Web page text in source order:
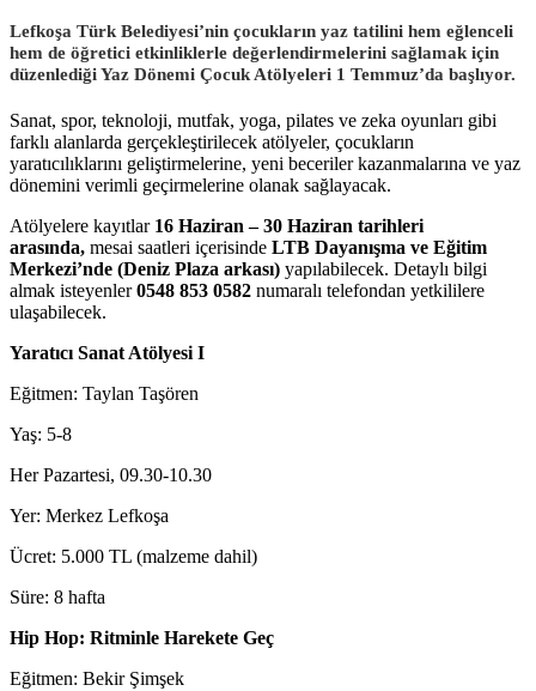
Lefkoşa Türk Belediyesi’nin çocukların yaz tatilini hem eğlenceli
hem de öğretici etkinliklerle değerlendirmelerini sağlamak için
düzenlediğiYaz Dönemi Çocuk Atölyeleri 1 Temmuz’da başlıyor.
Sanat, spor, teknoloji, mutfak, yoga, pilates ve zeka oyunları gibi
farklı alanlarda gerçekleştirilecek atölyeler, çocukların
yaratıcılıklarını geliştirmelerine, yeni beceriler kazanmalarına ve yaz
dönemini verimli geçirmelerine olanak sağlayacak.
Atölyelere kayıtlar 16 Haziran – 30 Haziran tarihleri
arasında, mesai saatleri içerisinde LTB Dayanışma ve Eğitim
Merkezi’nde (Deniz Plaza arkası) yapılabilecek. Detaylı bilgi
almak isteyenler0548 853 0582 numaralı telefondan yetkililere
ulaşabilecek.
Yaratıcı Sanat Atölyesi I
Eğitmen: Taylan Taşören
Yaş: 5-8
Her Pazartesi, 09.30-10.30
Yer: Merkez Lefkoşa
Ücret: 5.000 TL (malzeme dahil)
Süre: 8 hafta
Hip Hop: Ritminle Harekete Geç
Eğitmen: Bekir Şimşek